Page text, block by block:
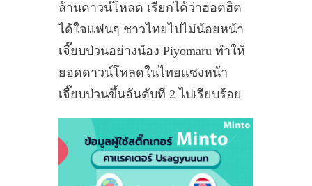
ล้านดาวน์โหลด เรียกได้ว่าฮอตฮิต
ได้ใจเเฟนๆ ชาวไทยไปไม่น้อยหน้า
เจี๊ยบป่วนอย่างน้อง Piyomaru ทำให้
ยอดดาวน์โหลดในไทยเเซงหน้า
เจี๊ยบป่วนขึ้นอันดับที่ 2 ไปเรียบร้อย